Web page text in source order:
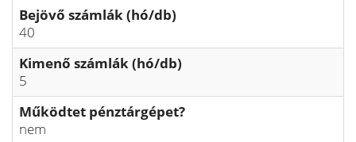
Bejövő számlák (hó/db)
40
Kimenő számlák (hó/db)
5
Működtet pénztárgépet?
nem